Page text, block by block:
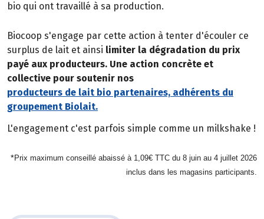
bio qui ont travaillé à sa production.
Biocoop s'engage par cette action à tenter d'écouler ce
surplus de lait et ainsi limiter la dégradation du prix
payé aux producteurs. Une action concrète et
collective pour soutenir nos
producteurs de lait bio partenaires, adhérents du
groupement Biolait.
L'engagement c'est parfois simple comme un milkshake !
*Prix maximum conseillé abaissé à 1,09€ TTC du 8 juin au 4 juillet 2026
inclus dans les magasins participants.